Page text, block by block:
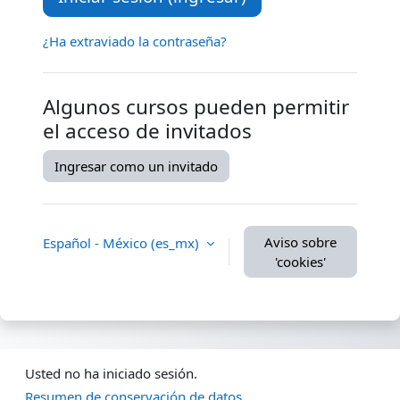
¿Ha extraviado la contraseña?
Algunos cursos pueden permitir
el acceso de invitados
Ingresar como un invitado
Español - México ‎(es_mx)‎
Aviso sobre
'cookies'
Usted no ha iniciado sesión.
Resumen de conservación de datos